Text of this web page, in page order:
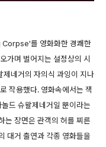
를 영화화한 경쾌한
가며 벌어지는 설정상의 시
제네거의 자의식 과잉이 지나
작용했다. 영화속에서는 잭
드 슈왈제네거일 뿐이라는
는 장면은 관객의 허를 찌른
대거 출연과 각종 영화들을